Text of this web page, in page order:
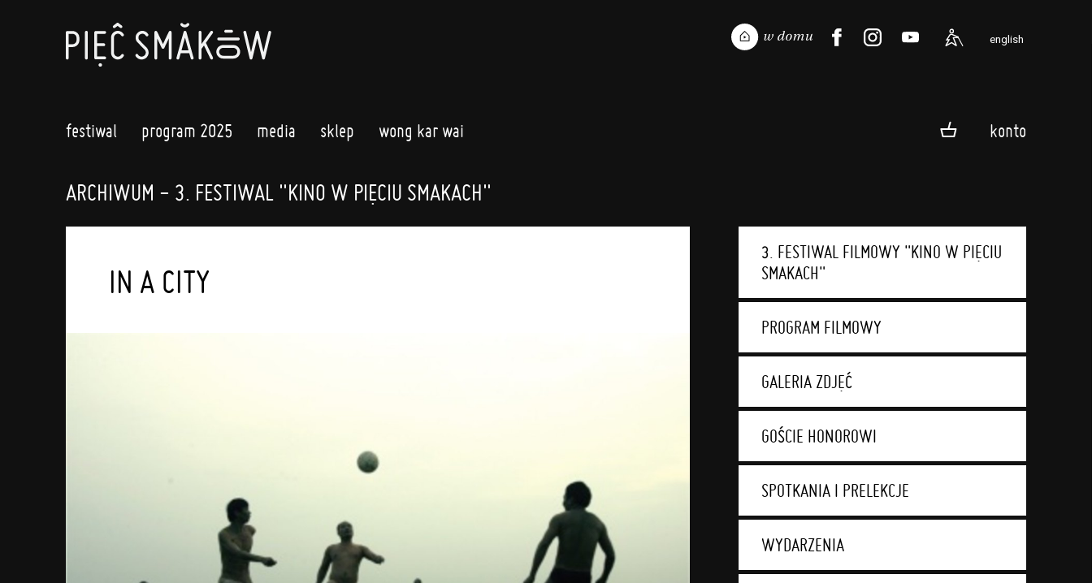
english
festiwal program 2025 media sklep wong kar wai konto
ARCHIWUM - 3. FESTIWAL "KINO W PIĘCIU SMAKACH"
3. FESTIWAL FILMOWY "KINO W PIĘCIU
SMAKACH"
PROGRAM FILMOWY
GALERIA ZDJĘĆ
GOŚCIE HONOROWI
SPOTKANIA I PRELEKCJE
WYDARZENIA
IN A CITY